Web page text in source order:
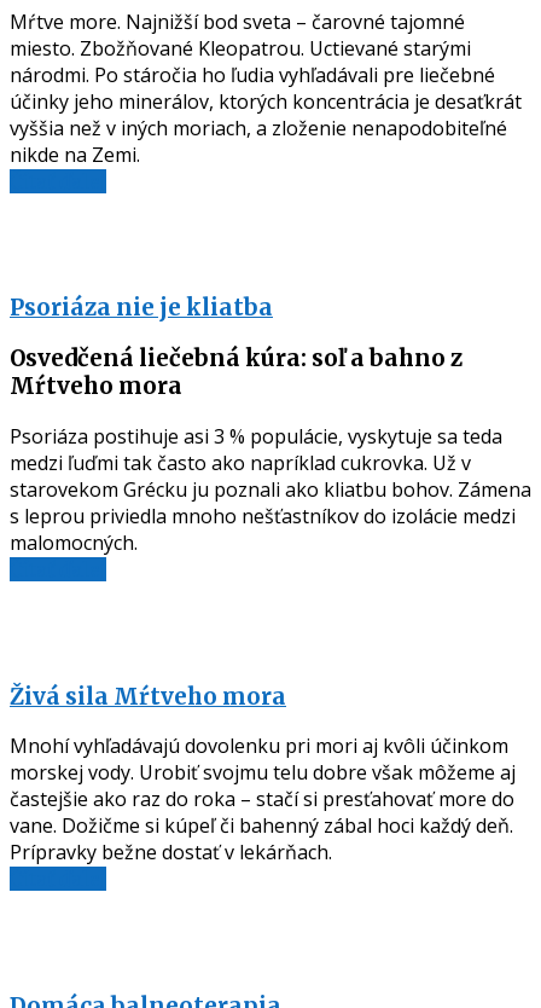
Mŕtve more. Najnižší bod sveta – čarovné tajomné
miesto. Zbožňované Kleopatrou. Uctievané starými
národmi. Po stáročia ho ľudia vyhľadávali pre liečebné
účinky jeho minerálov, ktorých koncentrácia je desaťkrát
vyššia než v iných moriach, a zloženie nenapodobiteľné
nikde na Zemi.
Psoriáza nie je kliatba
Osvedčená liečebná kúra: soľ a bahno z
Mŕtveho mora
Psoriáza postihuje asi 3 % populácie, vyskytuje sa teda
medzi ľuďmi tak často ako napríklad cukrovka. Už v
starovekom Grécku ju poznali ako kliatbu bohov. Zámena
s leprou priviedla mnoho nešťastníkov do izolácie medzi
malomocných.
Živá sila Mŕtveho mora
Mnohí vyhľadávajú dovolenku pri mori aj kvôli účinkom
morskej vody. Urobiť svojmu telu dobre však môžeme aj
častejšie ako raz do roka – stačí si presťahovať more do
vane. Dožičme si kúpeľ či bahenný zábal hoci každý deň.
Prípravky bežne dostať v lekárňach.